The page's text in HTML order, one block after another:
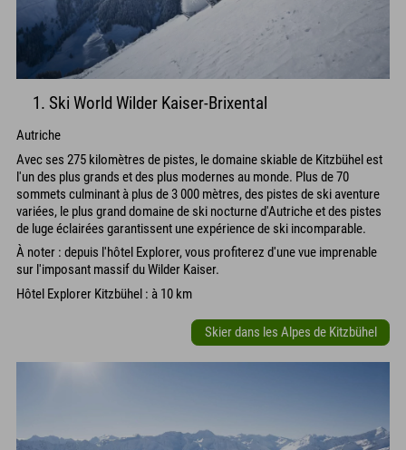
1. Ski World Wilder Kaiser-Brixental
Autriche
Avec ses 275 kilomètres de pistes, le domaine skiable de Kitzbühel est
l'un des plus grands et des plus modernes au monde. Plus de 70
sommets culminant à plus de 3 000 mètres, des pistes de ski aventure
variées, le plus grand domaine de ski nocturne d'Autriche et des pistes
de luge éclairées garantissent une expérience de ski incomparable.
À noter : depuis l'hôtel Explorer, vous profiterez d'une vue imprenable
sur l'imposant massif du Wilder Kaiser.
Hôtel Explorer Kitzbühel : à 10 km
Skier dans les Alpes de Kitzbühel